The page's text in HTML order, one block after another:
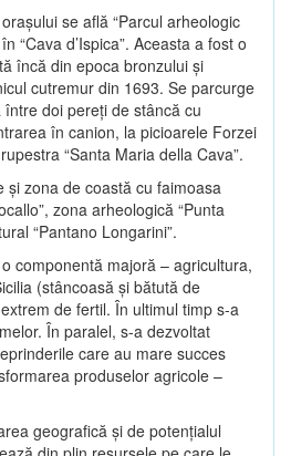
se află “Parcul arheologic
“Cava d’Ispica”. Aceasta a fost o
încă din epoca bronzului şi
cutremur din 1693. Se parcurge
doi pereţi de stâncă cu
în canion, la picioarele Forzei
“Santa Maria della Cava”.
şi zona de coastă cu faimoasa
zona arheologică “Punta
“Pantano Longarini”.
componentă majoră – agricultura,
(stâncoasă şi bătută de
de fertil. În ultimul timp s-a
În paralel, s-a dezvoltat
care au mare succes
produselor agricole –
geografică şi de potenţialul